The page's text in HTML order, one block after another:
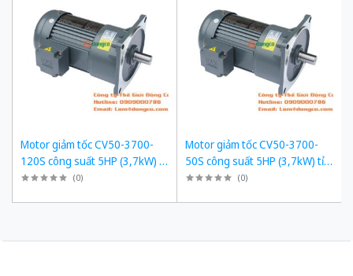
Motor giảm tốc CV50-3700-
120S công suất 5HP (3,7kW) tỉ
số truyền 1/120
(0)
Motor giảm tốc CV50-3700-
50S công suất 5HP (3,7kW) tỉ
số truyền 1/50
(0)